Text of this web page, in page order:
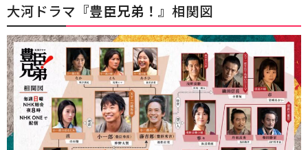
大河ドラマ『豊臣兄弟！ 』相関図